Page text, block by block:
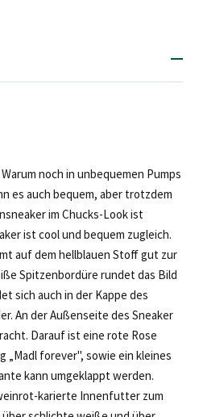
noch in unbequemen Pumps
es auch bequem, aber trotzdem
im Chucks-Look ist
ist cool und bequem zugleich.
auf dem hellblauen Stoff gut zur
Spitzenbordüre rundet das Bild
sich auch in der Kappe des
An der Außenseite des Sneaker
Darauf ist eine rote Rose
forever", sowie ein kleines
kann umgeklappt werden.
karierte Innenfutter zum